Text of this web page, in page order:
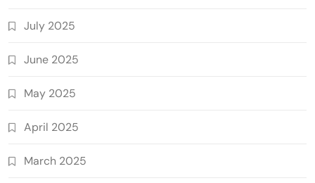
July 2025
June 2025
May 2025
April 2025
March 2025